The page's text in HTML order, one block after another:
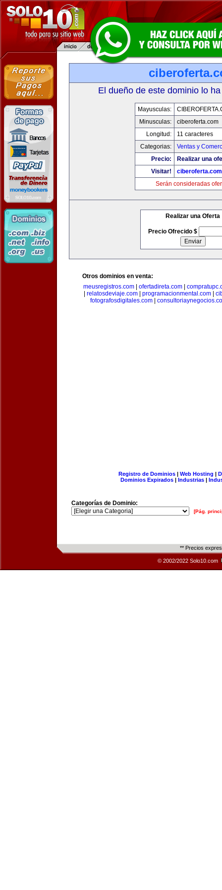
El dueño de este dominio lo
Mayusculas:
Minusculas:
ciberoferta.com
Longitud:
11 caracteres
Categorias:
Ventas y
Precio:
Realizar una
Visitar!
ciberoferta.com
Serán consideradas
Realizar una Oferta
Precio Ofrecido $
Otros dominios en venta:
meusregistros.com| ofertadireta.com|
relatosdeviaje.com| programacionmental.com|
fotografosdigitales.com
Registro de Dominios| Web Hosting |
Dominios Expirados | Industrias |
Categorías de Dominio:
[Pág.
** Precios
© 2002/2022 Solo10.com